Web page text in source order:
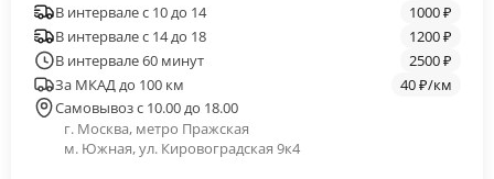
В интервале с 10 до 14
1000 ₽
В интервале с 14 до 18
1200 ₽
В интервале 60 минут
2500 ₽
За МКАД до 100 км
40 ₽/км
Самовывоз с 10.00 до 18.00
г. Москва, метро Пражская
м. Южная, ул. Кировоградская 9к4